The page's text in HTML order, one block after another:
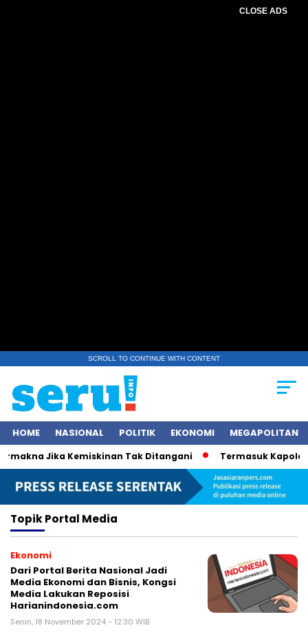
CLOSE ADS
SCROLL TO CONTINUE WITH CONTENT
HOME NASIONAL POLITIK EKONOMI MEGAPOLITAN
Jika Kemiskinan Tak Ditangani Termasuk
TopikPortal Media
Ekonomi
Dari Portal Berita Nasional Jadi
Media Ekonomi dan Bisnis, Kongsi
Media Lakukan Reposisi
Harianindonesia.com
Senin, 18 November 2024 - 12:30 WIB